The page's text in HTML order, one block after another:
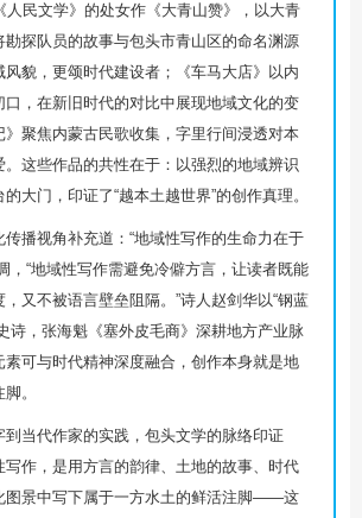
人民文学》的处女作《大青山赞》，以大青
勘探队员的故事与包头市青山区的命名渊源
风貌，更颂时代建设者；《车马大店》以内
口，在新旧时代的对比中展现地域文化的变
》聚焦内蒙古民歌收集，字里行间浸透对本
。这些作品的共性在于：以强烈的地域辨识
大门，印证了“越本土越世界”的创作真理。
传播视角补充道：“地域性写作的生命力在于
，“地域性写作需避免冷僻方言，让读者既能
又不被语言壁垒阻隔。”诗人赵剑华以“钢蓝
诗，张海魁《塞外皮毛商》深耕地方产业脉
素可与时代精神深度融合，创作本身就是地
。
到当代作家的实践，包头文学的脉络印证
写作，是用方言的韵律、土地的故事、时代
图景中写下属于一方水土的鲜活注脚——这